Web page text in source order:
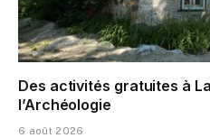
Des activités gratuites à
l’Archéologie
6 août 2026